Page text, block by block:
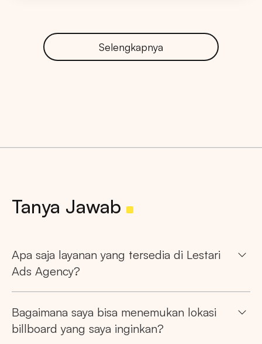
Selengkapnya
Tanya Jawab
Apa saja layanan yang tersedia di Lestari
Ads Agency?
Bagaimana saya bisa menemukan lokasi
billboard yang saya inginkan?